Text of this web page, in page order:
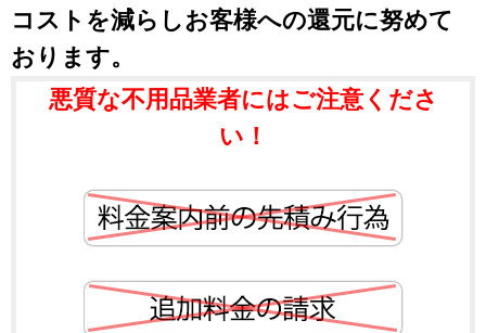
コストを減らしお客様への還元に努めて
おります。
悪質な不用品業者にはご注意くださ
い！